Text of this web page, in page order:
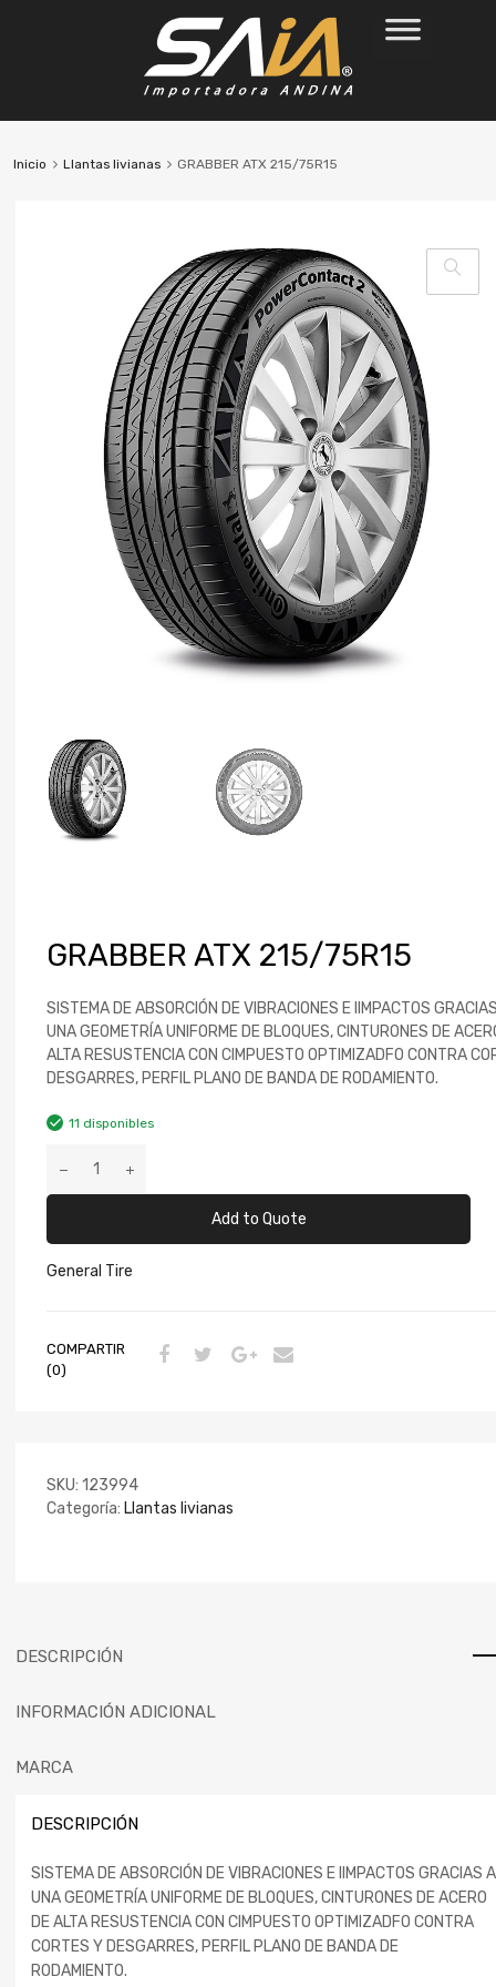
Inicio Llantas livianas GRABBER ATX 215/75R15
GRABBER ATX 215/75R15
SISTEMA DE ABSORCIÓN DE VIBRACIONES E IIMPACTOS
UNA GEOMETRÍA UNIFORME DE BLOQUES, CINTURONES DE
ALTA RESUSTENCIA CON CIMPUESTO OPTIMIZADFO CONTRA
DESGARRES, PERFIL PLANO DE BANDA DE RODAMIENTO.
11 disponibles
Add to Quote
General Tire
COMPARTIR
(0)
SKU: 123994
Categoría: Llantas livianas
DESCRIPCIÓN
INFORMACIÓN ADICIONAL
MARCA
DESCRIPCIÓN
SISTEMA DE ABSORCIÓN DE VIBRACIONES E IIMPACTOS GRACIAS A
UNA GEOMETRÍA UNIFORME DE BLOQUES, CINTURONES DE ACERO
DE ALTA RESUSTENCIA CON CIMPUESTO OPTIMIZADFO CONTRA
CORTES Y DESGARRES, PERFIL PLANO DE BANDA DE
RODAMIENTO.